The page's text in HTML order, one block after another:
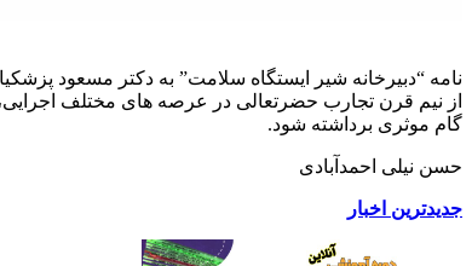
نامه “دبیرخانه شیر ایستگاه سلامت” به دکتر مسعود
از نیم قرن تجارب حضرتعالی در عرصه های مختلف
گام موثری برداشته شود.
حسن نیلی احمدآبادی
جدیدترین اخبار